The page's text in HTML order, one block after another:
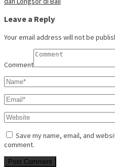
Leave a Reply
Your email address will not be
Comment
Save my name, email, and
comment.